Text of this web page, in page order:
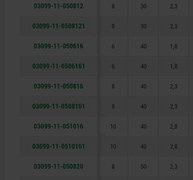
03099-11-050812 8 30 2,3
03099-11-0508121 8 30 2,3
03099-11-050616 6 40 1,8
03099-11-0506161 6 40 1,8
03099-11-050816 8 40 2,3
03099-11-0508161 8 40 2,3
03099-11-051016 10 40 2,8
03099-11-0510161 10 40 2,8
03099-11-050820 8 50 2,3